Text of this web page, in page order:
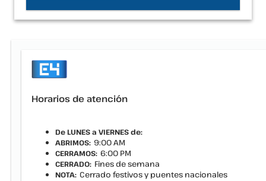
Horarios de atención
De LUNES a VIERNES de:
ABRIMOS: 9:00 AM
CERRAMOS: 6:00 PM
CERRADO: Fines de semana
NOTA: Cerrado festivos y puentes nacionales